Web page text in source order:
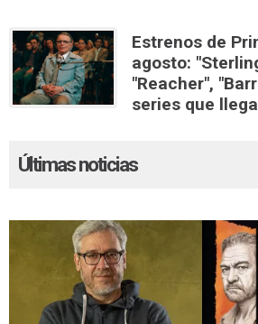
Estrenos de
agosto:
"Reacher",
series que
Últimas noticias